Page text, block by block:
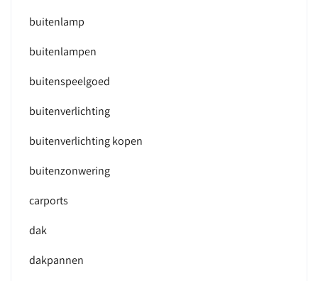
buitenlamp
buitenlampen
buitenspeelgoed
buitenverlichting
buitenverlichting kopen
buitenzonwering
carports
dak
dakpannen